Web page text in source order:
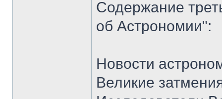
Содержание
об Астрономии":
Новости
Великие